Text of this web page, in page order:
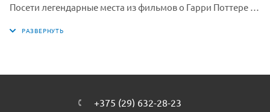
Посети легендарные места из фильмов о Гарри Поттере с
Гермионой Грейнджер и их друзьями отправляйся в
возвращайся назад, чтобы взглянуть на ледяные
+375 (29) 632-28-23